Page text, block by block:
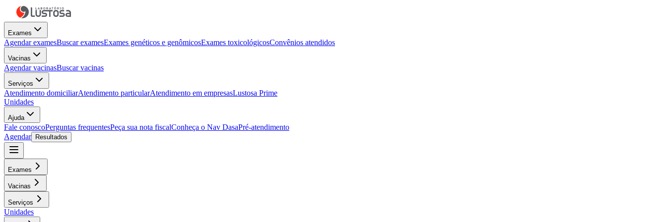
Exames
Agendar examesBuscar examesExames genéticos e genômicosExames toxicológicosConvênios atendidos
Vacinas
Agendar vacinasBuscar vacinas
Serviços
Atendimento domiciliarAtendimento particularAtendimento em empresasLustosa Prime
Unidades
Ajuda
Fale conoscoPerguntas frequentesPeça sua nota fiscalConheça o Nav DasaPré-atendimento
Agendar
Resultados
Exames
Vacinas
Serviços
Unidades